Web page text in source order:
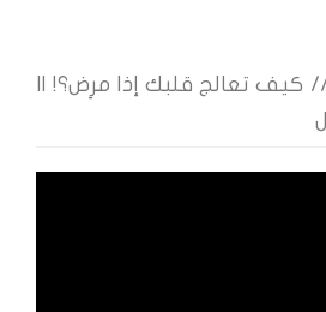
// كيف تعالج قلبك إذا مرِض؟! ||